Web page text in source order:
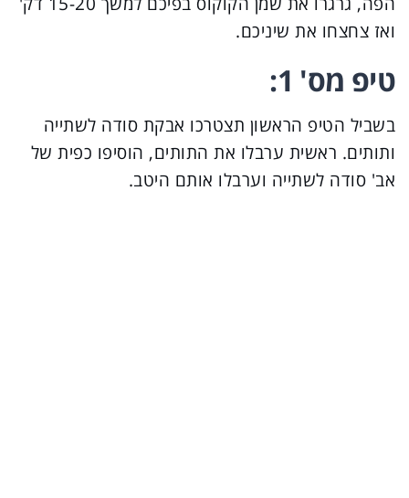
ואז צחצחו את שיניכם.
טיפ מס' 1:
בשביל הטיפ הראשון תצטרכו אבקת סודה לשתייה
ותותים. ראשית ערבלו את התותים, הוסיפו כפית של
אב' סודה לשתייה וערבלו אותם היטב.